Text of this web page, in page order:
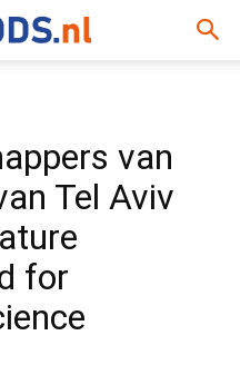
van
Tel Aviv
for